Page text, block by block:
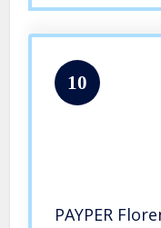
10
PAYPER